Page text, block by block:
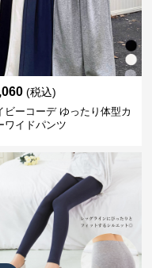
(税込)
ビーコーデ ゆったり体型カ
ワイドパンツ